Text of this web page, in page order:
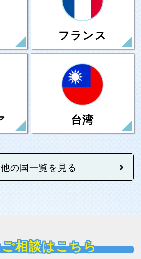
フランス
台湾
の国一覧を見る
相談はこちら